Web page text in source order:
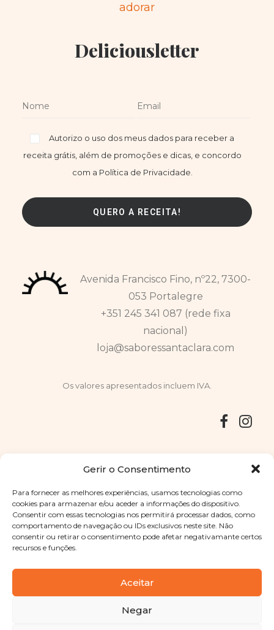
Gerir o Consentimento
Para fornecer as melhores experiências, usamos tecnologias como
cookies para armazenar e/ou aceder a informações do dispositivo.
Consentir com essas tecnologias nos permitirá processar dados, como
comportamento de navegação ou IDs exclusivos neste site. Não
consentir ou retirar o consentimento pode afetar negativamante certos
recursos e funções.
Aceitar
Negar
adorar
Deliciousletter
Autorizo o uso dos meus dados para receber a
receita grátis, além de promoções e dicas, e concordo
com a Política de Privacidade.
Avenida Francisco Fino, nº22, 7300-
053 Portalegre
+351 245 341 087 (rede fixa
nacional)
loja@saboressantaclara.com
Os valores apresentados incluem IVA.
Copyright © 2025 Sabores Santa Clara
. Todos os direitos
reservadosPolítica de Privacidade |Termos e condições
Designed byShift Your Branding Agency